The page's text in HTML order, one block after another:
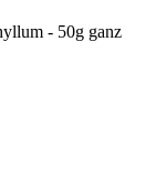
- 50g ganz